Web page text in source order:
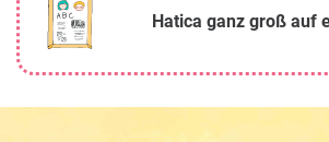
Hatica ganz groß auf